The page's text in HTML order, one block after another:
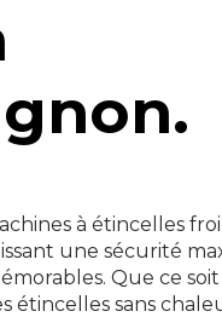
à étincelles
une sécurité
Que ce
étincelles sans